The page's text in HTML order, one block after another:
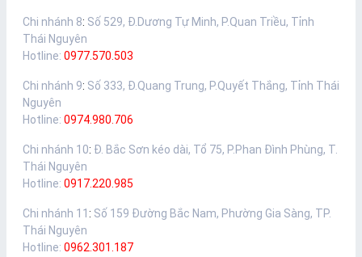
Chi nhánh 8: Số 529, Đ.Dương Tự Minh, P.Quan Triều, Tỉnh
Thái Nguyên
Hotline: 0977.570.503
Chi nhánh 9: Số 333, Đ.Quang Trung, P.Quyết Thắng, Tỉnh Thái
Nguyên
Hotline: 0974.980.706
Chi nhánh 10: Đ. Bắc Sơn kéo dài, Tổ 75, P.Phan Đình Phùng, T.
Thái Nguyên
Hotline: 0917.220.985
Chi nhánh 11 : Số 159 Đường Bắc Nam, Phường Gia Sàng, TP.
Thái Nguyên
Hotline: 0962.301.187